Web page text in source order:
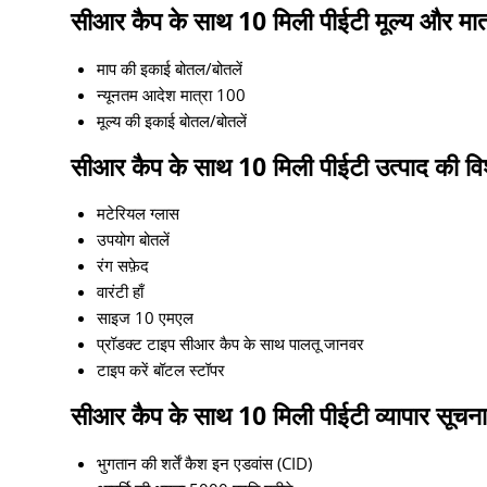
सीआर कैप के साथ 10 मिली पीईटी मूल्य और
माप की इकाई बोतल/बोतलें
न्यूनतम आदेश मात्रा 100
मूल्य की इकाई बोतल/बोतलें
सीआर कैप के साथ 10 मिली पीईटी उत्पाद की
मटेरियल ग्लास
उपयोग बोतलें
रंग सफ़ेद
वारंटी हाँ
साइज 10 एमएल
प्रॉडक्ट टाइप सीआर कैप के साथ पालतू जानवर
टाइप करें बॉटल स्टॉपर
सीआर कैप के साथ 10 मिली पीईटी व्यापार सूचना
भुगतान की शर्तें कैश इन एडवांस (CID)